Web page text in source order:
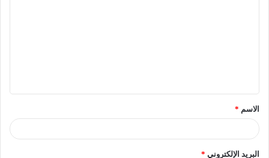
الاسم *
البريد الإلكتروني *